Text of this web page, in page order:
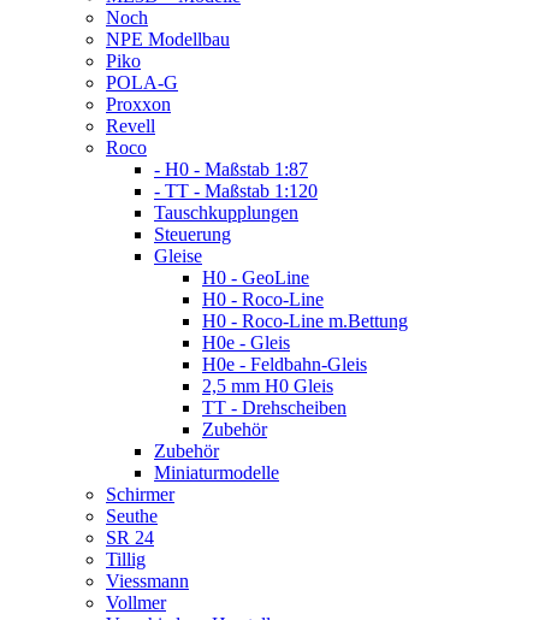
Noch
NPE Modellbau
Piko
POLA-G
Proxxon
Revell
Roco
- H0 - Maßstab 1:87
- TT - Maßstab 1:120
Tauschkupplungen
Steuerung
Gleise
H0 - GeoLine
H0 - Roco-Line
H0 - Roco-Line m.Bettung
H0e - Gleis
H0e - Feldbahn-Gleis
2,5 mm H0 Gleis
TT - Drehscheiben
Zubehör
Zubehör
Miniaturmodelle
Schirmer
Seuthe
SR 24
Tillig
Viessmann
Vollmer